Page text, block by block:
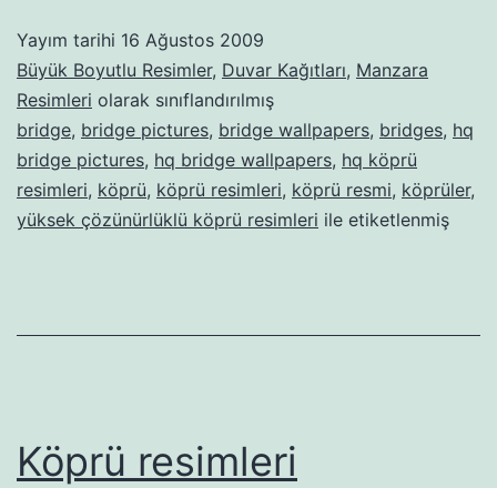
Yayım tarihi 16 Ağustos 2009
Büyük Boyutlu Resimler, Duvar Kağıtları, Manzara
Resimleri olarak sınıflandırılmış
bridge, bridge pictures, bridge wallpapers, bridges, hq
bridge pictures, hq bridge wallpapers, hq köprü
resimleri, köprü, köprü resimleri, köprü resmi, köprüler,
yüksek çözünürlüklü köprü resimleri ile etiketlenmiş
Köprü resimleri